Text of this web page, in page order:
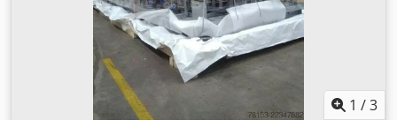
1 /3